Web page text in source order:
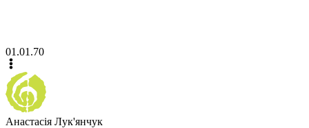
01.01.70
Анастасія Лук'янчук